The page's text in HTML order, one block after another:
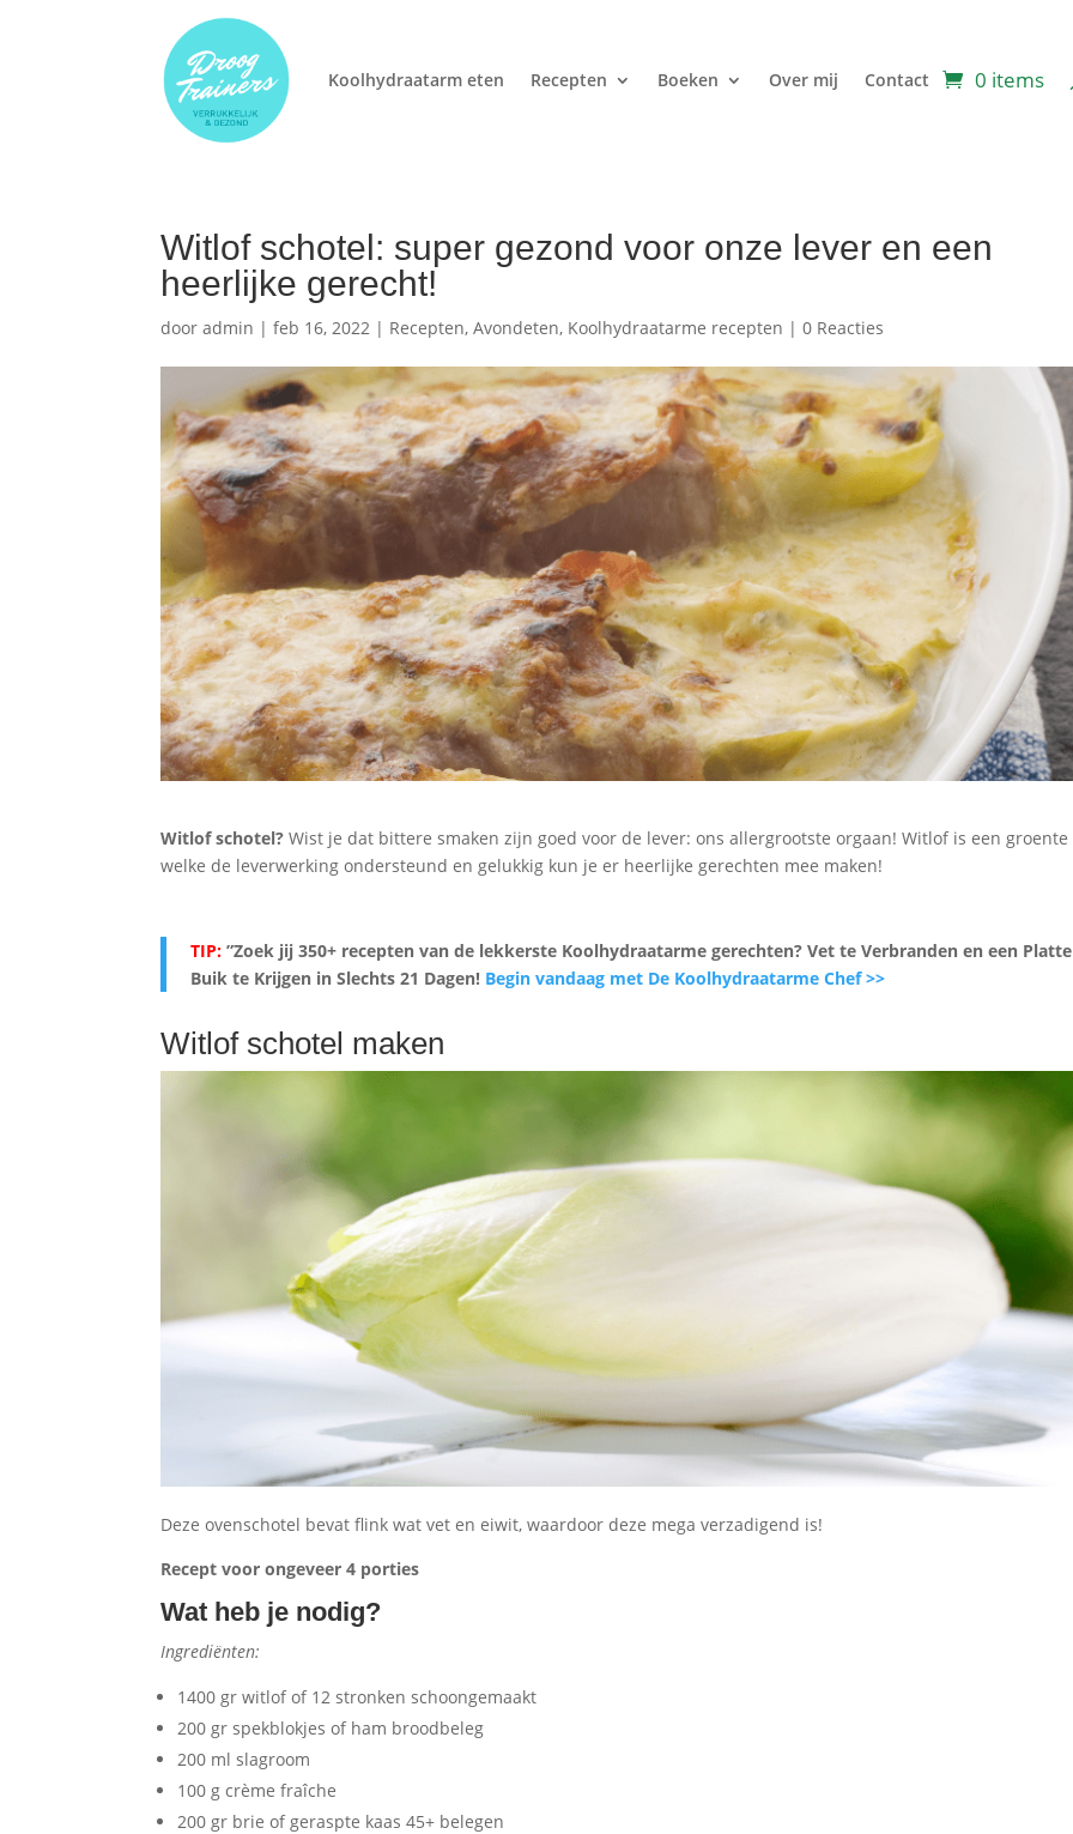
Koolhydraatarm eten Recepten Boeken Over mij Contact 0 items
Witlof schotel: super gezond voor onze lever en een
heerlijke gerecht!
dooradmin |feb 16, 2022 | Recepten,Avondeten, Koolhydraatarme recepten |0 Reacties
Witlof schotel? Wist je dat bittere smaken zijn goed voor de lever: ons allergrootste orgaan! Witlof is een groente
welke de leverwerking ondersteund en gelukkig kun je er heerlijke gerechten mee maken!
TIP: ”Zoek jij 350+ recepten van de lekkerste Koolhydraatarme gerechten? Vet te Verbranden en een
Buik te Krijgen in Slechts 21 Dagen! Begin vandaag met De Koolhydraatarme Chef >>
Witlof schotel maken
Deze ovenschotel bevat flink wat vet en eiwit, waardoor deze mega verzadigend is!
Recept voor ongeveer 4 porties
Wat heb je nodig?
Ingrediënten:
1400 gr witlof of 12 stronken schoongemaakt
200 gr spekblokjes of ham broodbeleg
200 ml slagroom
100 g crème fraîche
200 gr brie of geraspte kaas 45+ belegen